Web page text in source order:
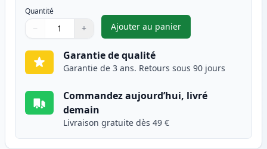
Quantité
Quantité
Utilisez les boutons pour ajuster
− +
Quantité
Ajouter au panier
,Pack de 10 Canon PGI-
Garantie de qualité
Garantie de 3 ans. Retours sous 90 jours
Commandez aujourd’hui, livré
demain
Livraison gratuite dès 49 €